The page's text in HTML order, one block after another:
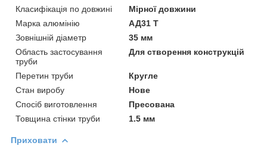
Класифікація по довжині
Мірної довжини
Марка алюмінію
АД31 Т
Зовнішній діаметр
35 мм
Область застосування
труби
Для створення конструкцій
Перетин труби
Кругле
Стан виробу
Нове
Спосіб виготовлення
Пресована
Товщина стінки труби
1.5 мм
Приховати